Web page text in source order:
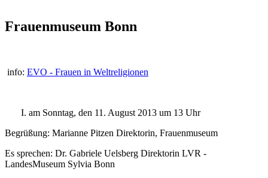
Frauenmuseum Bonn
info: EVO - Frauen in Weltreligionen
am Sonntag, den 11. August 2013 um 13 Uhr
Begrüßung: Marianne Pitzen Direktorin, Frauenmuseum
Es sprechen: Dr. Gabriele Uelsberg Direktorin LVR -
LandesMuseum Sylvia Bonn